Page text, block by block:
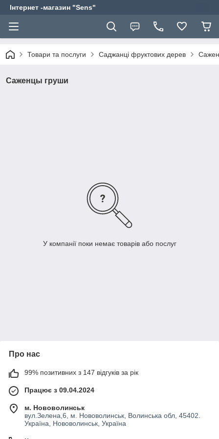
Інтернет -магазин "Sens"
Товари та послуги Саджанці фруктових дерев
Саженцы груши
У компанії поки немає товарів або послуг
Про нас
99% позитивних з 147 відгуків за рік
Працює з 09.04.2024
м. Нововолинськ
вул.Зелена,6, м. Нововолинськ, Волинська обл, 45402.
Україна, Нововолинськ, Україна